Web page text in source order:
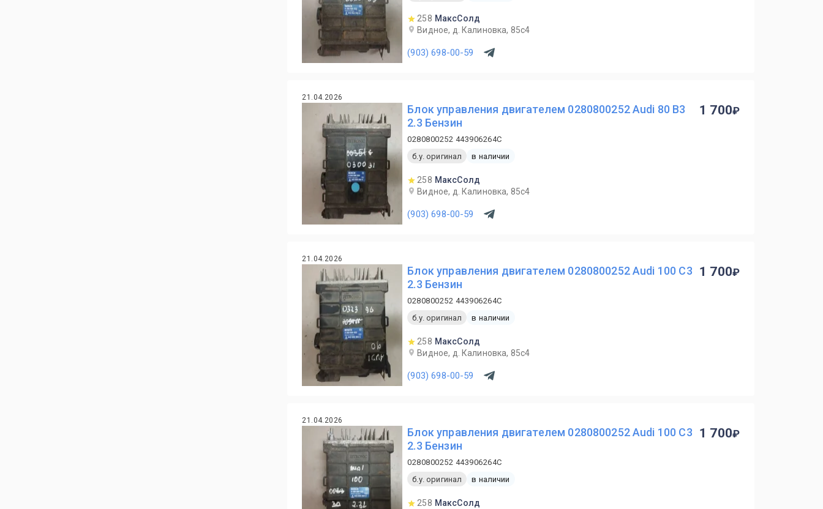
258 МаксСолд
Видное, д. Калиновка, 85с4
(903) 698-00-59
21.04.2026
Блок управления двигателем 0280800252 Audi 80 B3
2.3 Бензин
0280800252 443906264C
б.у. оригинал
в наличии
258 МаксСолд
Видное, д. Калиновка, 85с4
(903) 698-00-59
1 700
21.04.2026
Блок управления двигателем 0280800252 Audi 100 C3
2.3 Бензин
0280800252 443906264C
б.у. оригинал
в наличии
258 МаксСолд
Видное, д. Калиновка, 85с4
(903) 698-00-59
1 700
21.04.2026
Блок управления двигателем 0280800252 Audi 100 C3
2.3 Бензин
0280800252 443906264C
б.у. оригинал
в наличии
258 МаксСолд
1 700